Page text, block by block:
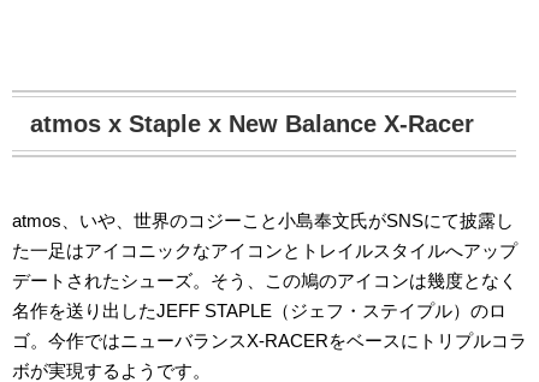
atmos x Staple x New Balance X-Racer
atmos、いや、世界のコジーこと小島奉文氏がSNSにて披露し
た一足はアイコニックなアイコンとトレイルスタイルへアップ
デートされたシューズ。そう、この鳩のアイコンは幾度となく
名作を送り出したJEFF STAPLE（ジェフ・ステイプル）のロ
ゴ。今作ではニューバランスX-RACERをベースにトリプルコラ
ボが実現するようです。